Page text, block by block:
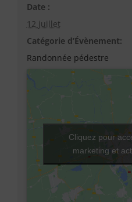
Date :
12 juillet
Catégorie d’Évènement:
Randonnée pédestre
Cliquez pour
marketing et